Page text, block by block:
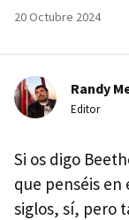
20 Octubre 2024
Randy
Editor
Si os digo
que penséis
siglos, sí, pero